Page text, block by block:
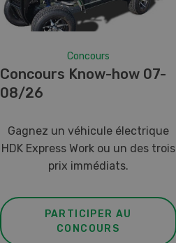
Concours
Concours Know-how 07-
08/26
Gagnez un véhicule électrique
HDK Express Work ou un des trois
prix immédiats.
PARTICIPER AU
CONCOURS